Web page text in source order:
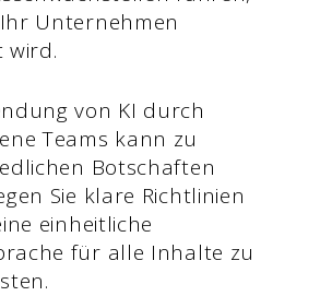
Unternehmen
wird.
von KI durch
Teams kann zu
Botschaften
Sie klare Richtlinien
einheitliche
für alle Inhalte zu